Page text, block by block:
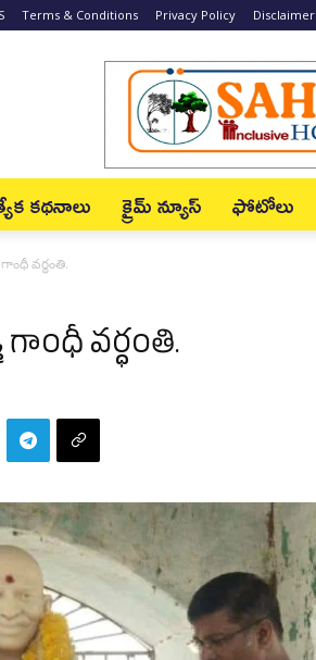
Terms & Conditions Privacy Policy Disclaimer
కథనాలు క్రైమ్ న్యూస్‌ ఫోటోలు
వర్ధంతి.
వర్ధంతి.